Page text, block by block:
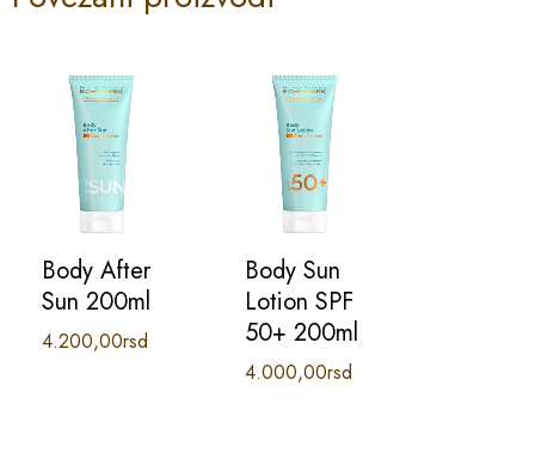
Body After
Sun 200ml
4.200,00rsd
Body Sun
Lotion SPF
50+ 200ml
4.000,00rsd